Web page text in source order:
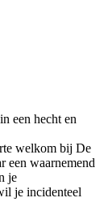
een hecht en
welkom bij De
een waarnemend
je
je incidenteel